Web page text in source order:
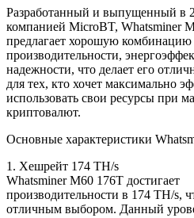
Разработанный и выпущенный в
компанией MicroBT, Whatsminer
предлагает хорошую комбинацию
производительности,
надежности, что делает его
для тех, кто хочет максимально
использовать свои ресурсы при
криптовалют.
Основные характеристики
1. Хешрейт 174 TH/s
Whatsminer M60 176T достигает
производительности в 174 TH/s,
отличным выбором. Данный